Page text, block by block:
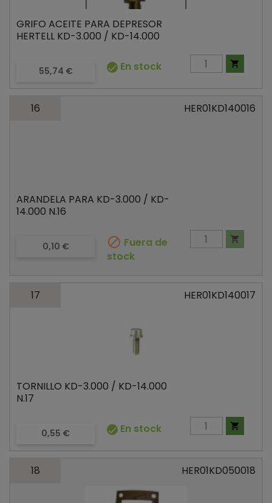
GRIFO ACEITE PARA DEPRESOR
HERTELL KD-3.000 / KD-14.000
Precio
55,74 €  En stock 
16 HER01KD140016
ARANDELA PARA KD-3.000 / KD-
14.000 N.16
Precio
0,10 €  Fuera de
stock

17 HER01KD140017
TORNILLO KD-3.000 / KD-14.000
N.17
Precio
0,55 €  En stock 
18 HER01KD050018